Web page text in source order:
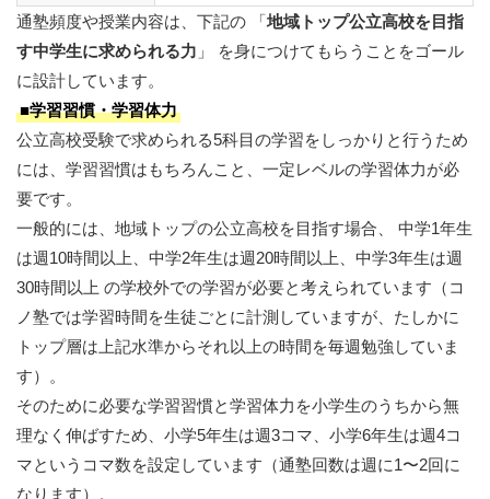
通塾頻度や授業内容は、下記の 「地域トップ公立高校を目指
す中学生に求められる力 」 を身につけてもらうことをゴール
に設計しています。
■学習習慣・学習体力
公立高校受験で求められる5科目の学習をしっかりと行うため
には、学習習慣はもちろんこと、一定レベルの学習体力が必
要です。
一般的には、地域トップの公立高校を目指す場合、 中学1年生
は週10時間以上、中学2年生は週20時間以上、中学3年生は週
30時間以上 の学校外での学習が必要と考えられています（コ
ノ塾では学習時間を生徒ごとに計測していますが、たしかに
トップ層は上記水準からそれ以上の時間を毎週勉強していま
す）。
そのために必要な学習習慣と学習体力を小学生のうちから無
理なく伸ばすため、小学5年生は週3コマ、小学6年生は週4コ
マというコマ数を設定しています（通塾回数は週に1〜2回に
なります）。